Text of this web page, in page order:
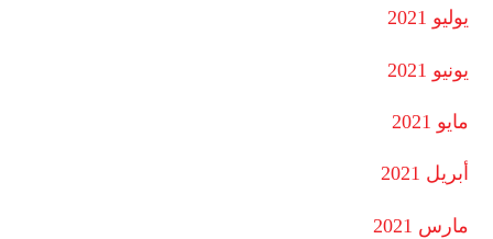
يوليو 2021
يونيو 2021
مايو 2021
أبريل 2021
مارس 2021